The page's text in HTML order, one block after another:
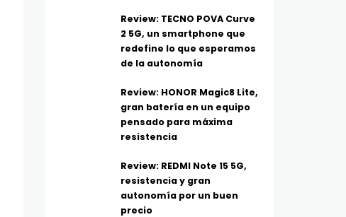
Review: TECNO POVA Curve
2 5G, un smartphone que
redefine lo que esperamos
de la autonomía
Review: HONOR Magic8 Lite,
gran batería en un equipo
pensado para máxima
resistencia
Review: REDMI Note 15 5G,
resistencia y gran
autonomía por un buen
precio